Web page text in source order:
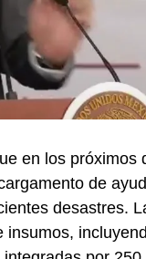
en los próximos
de
desastres.